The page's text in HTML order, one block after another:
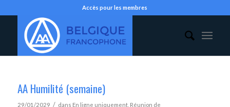
Accès pour les membres
AA Humilité (semaine)
29/01/2029 / dans En ligne uniquement, Réunion de